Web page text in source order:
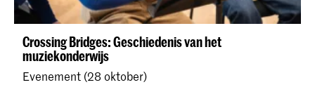
Crossing Bridges: Geschiedenis van het
muziekonderwijs
Evenement (28 oktober)